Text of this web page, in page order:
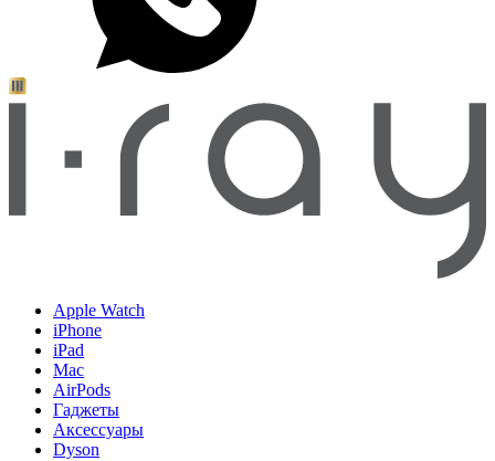
Apple Watch
iPhone
iPad
Mac
AirPods
Гаджеты
Аксессуары
Dyson